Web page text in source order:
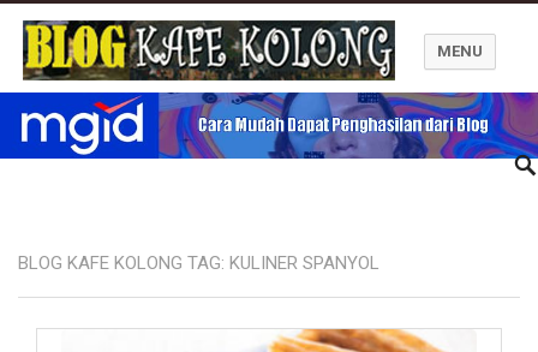
Blog Kafe Kolong
MENU
BLOG KAFE KOLONG TAG: KULINER SPANYOL